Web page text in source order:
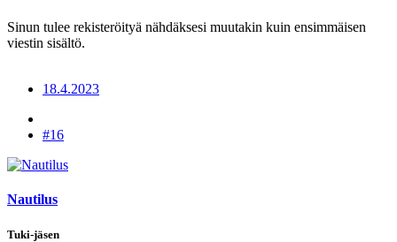
Sinun tulee rekisteröityä nähdäksesi muutakin kuin ensimmäisen
viestin sisältö.
18.4.2023
#16
Nautilus
Tuki-jäsen